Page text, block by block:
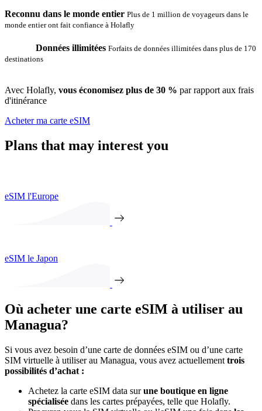
Reconnu dans le monde entier Plus de 1 million de voyageurs dans le
monde entier ont fait confiance à Holafly
Données illimitées Forfaits de données illimitées dans plus de 170
destinations
Avec Holafly, vous économisez plus de 30 % par rapport aux frais
d'itinérance
Acheter ma carte eSIM
Plans that may interest you
eSIM l'Europe
eSIM le Japon
Où acheter une carte eSIM à utiliser au
Managua?
Si vous avez besoin d’une carte de données eSIM ou d’une carte
SIM virtuelle à utiliser au Managua, vous avez actuellement trois
possibilités d’achat :
Achetez la carte eSIM data surune boutique en ligne
spécialisée dans les cartes prépayées, telle que Holafly.